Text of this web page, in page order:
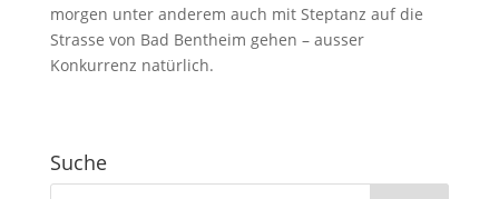
morgen unter anderem auch mit Steptanz auf die
Strasse von Bad Bentheim gehen – ausser
Konkurrenz natürlich.
Suche